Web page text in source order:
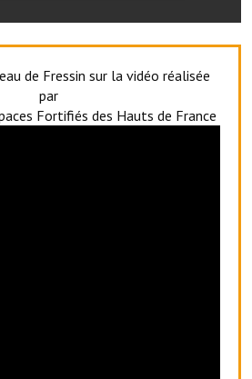
l'Avenir Fressinois
de Fressin sur la vidéo réalisée
par
Fortifiés des Hauts de France